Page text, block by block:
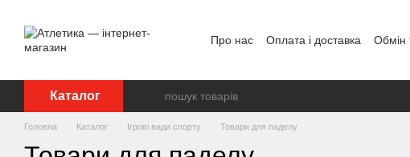
Про нас Оплата і доставка Обмін
Каталог
Головна Каталог Ігрові види спорту Товари для паделу